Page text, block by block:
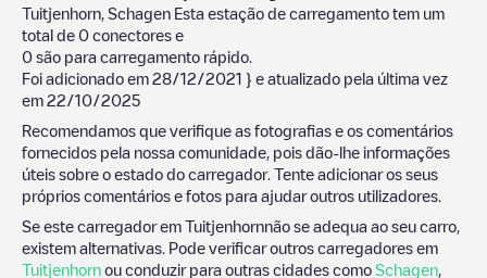
Tuitjenhorn Schagen Esta estação de carregamento tem um
total de 0 conectores e
0 são para carregamento rápido.
Foi adicionado em 28/12/2021 } e atualizado pela última vez
em 22/10/2025
Recomendamos que verifique as fotografias e os comentários
fornecidos pela nossa comunidade, pois dão-lhe informações
úteis sobre o estado do carregador. Tente adicionar os seus
próprios comentários e fotos para ajudar outros utilizadores.
Se este carregador em Tuitjenhornnão se adequa ao seu carro,
existem alternativas. Pode verificar outros carregadores em
Tuitjenhorn ou conduzir para outras cidades como Schagen